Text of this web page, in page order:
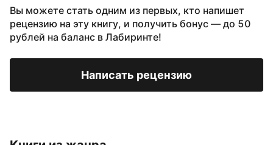
Вы можете стать одним из первых, кто напишет
рецензию на эту книгу, и получить бонус — до 50
рублей на баланс в Лабиринте!
Написать рецензию